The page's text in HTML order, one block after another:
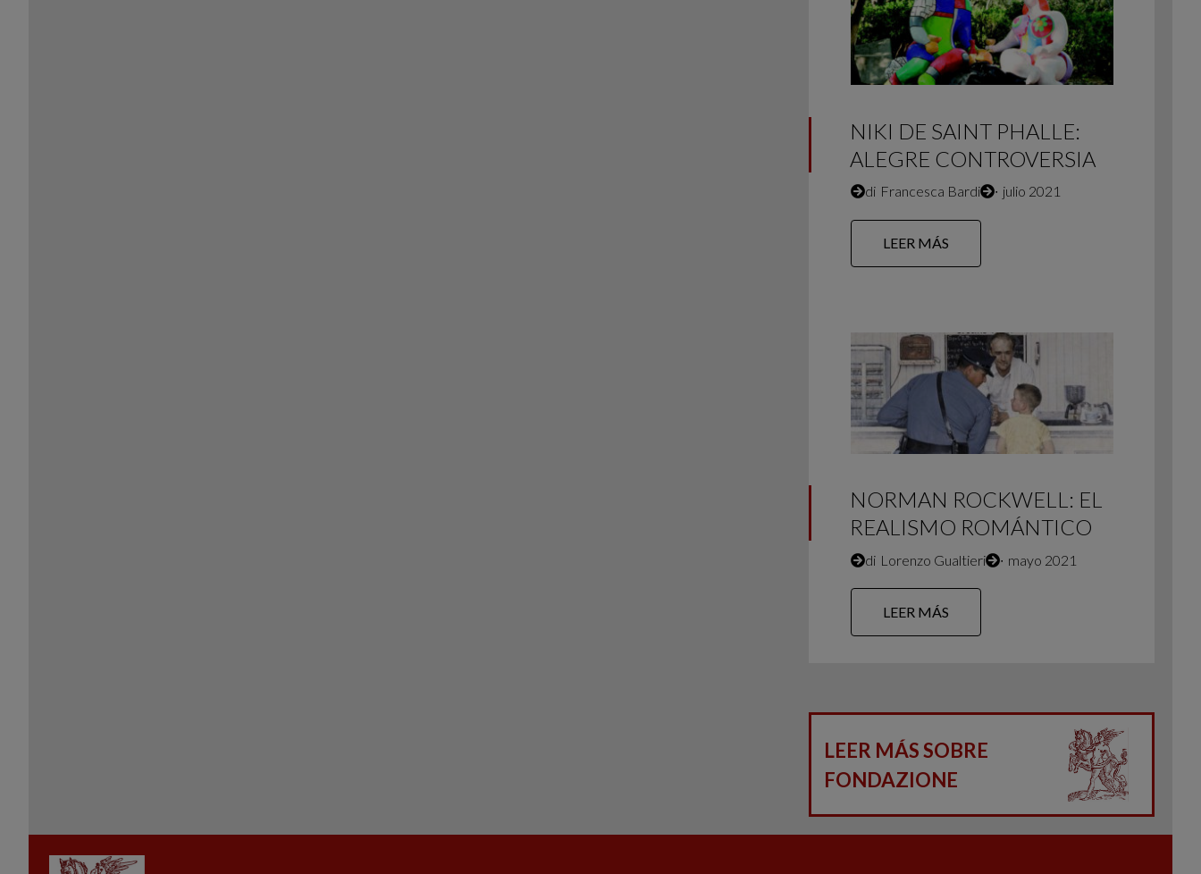
NIKI DE SAINT PHALLE:
ALEGRE CONTROVERSIA
di Francesca Bardi ∙ julio 2021
LEER MÁS
NORMAN ROCKWELL: EL
REALISMO ROMÁNTICO
di Lorenzo Gualtieri ∙ mayo 2021
LEER MÁS
LEER MÁS SOBRE
FONDAZIONE